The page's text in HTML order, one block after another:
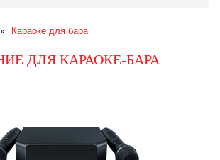
Караоке для бара
ДЛЯ КАРАОКЕ-БАРА